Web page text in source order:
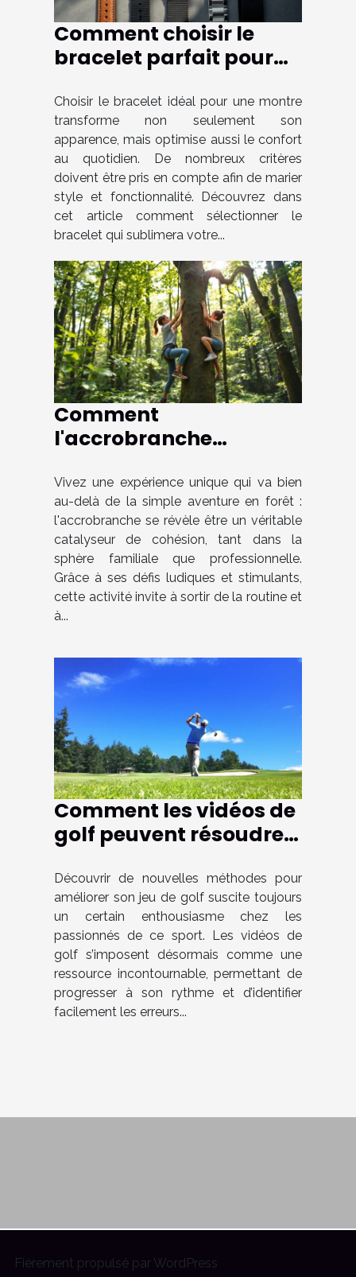
Comment choisir le
bracelet parfait pour
Choisir le bracelet idéal pour une montre
transforme non seulement son
apparence, mais optimise aussi le confort
au quotidien. De nombreux critères
doivent être pris en compte afin de marier
style et fonctionnalité. Découvrez dans
cet article comment sélectionner le
bracelet qui sublimera votre...
Comment
l'accrobranche
familiaux et
professionnels ?
Vivez une expérience unique qui va bien
au-delà de la simple aventure en forêt :
l'accrobranche se révèle être un véritable
catalyseur de cohésion, tant dans la
sphère familiale que professionnelle.
Grâce à ses défis ludiques et stimulants,
cette activité invite à sortir de la routine et
à...
Comment les vidéos de
golf peuvent résoudre
Découvrir de nouvelles méthodes pour
améliorer son jeu de golf suscite toujours
un certain enthousiasme chez les
passionnés de ce sport. Les vidéos de
golf s’imposent désormais comme une
ressource incontournable, permettant de
progresser à son rythme et d’identifier
facilement les erreurs...
Fièrement propulsé par WordPress